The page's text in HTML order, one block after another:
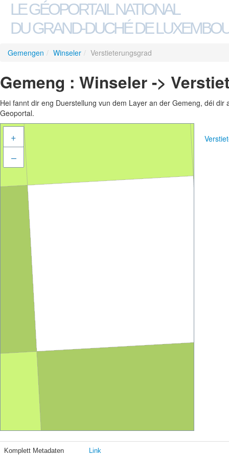
LE GÉOPORTAIL NATIONAL
DU GRAND-DUCHÉ DE
Gemengen / Winseler / Verstieterungsgrad
Gemeng : Winseler ->
Hei fannt dir eng Duerstellung vun dem Layer an der Gemeng, déi
Geoportal.
+
–
Komplett Metadaten Link